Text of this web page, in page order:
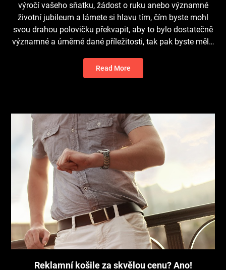
výročí vašeho sňatku, žádost o ruku anebo významné
životní jubileum a lámete si hlavu tím, čím byste mohl
svou drahou polovičku překvapit, aby to bylo dostatečně
významné a úměrné dané příležitosti, tak pak byste měl…
Read More
Reklamní košile za skvělou cenu? Ano!